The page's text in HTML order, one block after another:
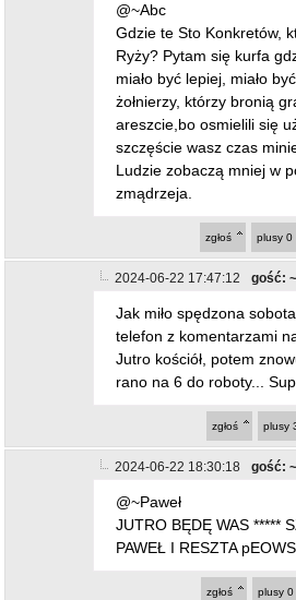
@~Abc
Gdzie te Sto Konkretów,
Ryży? Pytam się kurfa
miało być lepiej, miało
żołnierzy, którzy bronią
areszcie,bo osmielili się
szczęście wasz czas
Ludzie zobaczą mniej w
zmądrzeja.
plusy 0
zgłoś
2024-06-22 17:47:12 gość:
Jak miło spędzona
telefon z komentarzami
Jutro kościół, potem
rano na 6 do roboty...
plusy
zgłoś
2024-06-22 18:30:18 gość:
@~Paweł
JUTRO BĘDĘ WAS *****
PAWEŁ I RESZTA
plusy 0
zgłoś